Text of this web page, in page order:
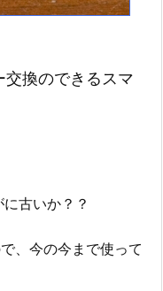
換のできるスマ
古いか？？
、今の今まで使って